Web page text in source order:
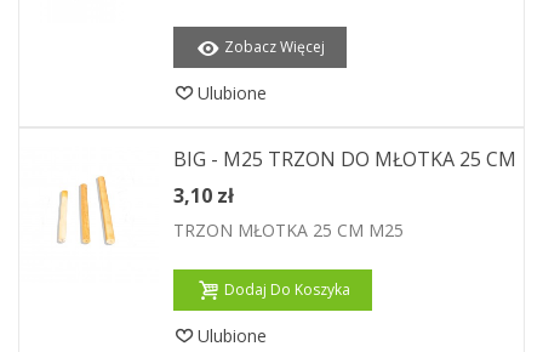
Zobacz Więcej
Ulubione
BIG - M25 TRZON DO MŁOTKA 25 CM
3,10 zł
TRZON MŁOTKA 25 CM M25
Dodaj Do Koszyka
Ulubione